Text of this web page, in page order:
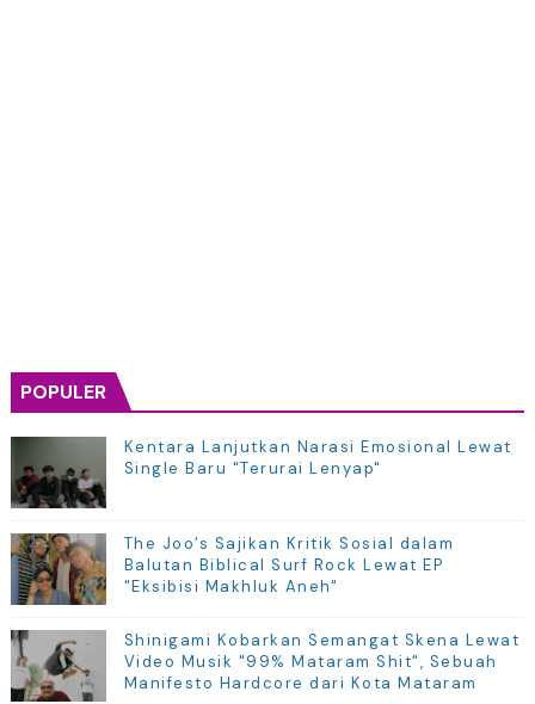
POPULER
Kentara Lanjutkan Narasi Emosional Lewat
Single Baru "Terurai Lenyap"
The Joo’s Sajikan Kritik Sosial dalam
Balutan Biblical Surf Rock Lewat EP
"Eksibisi Makhluk Aneh"
Shinigami Kobarkan Semangat Skena Lewat
Video Musik "99% Mataram Shit", Sebuah
Manifesto Hardcore dari Kota Mataram